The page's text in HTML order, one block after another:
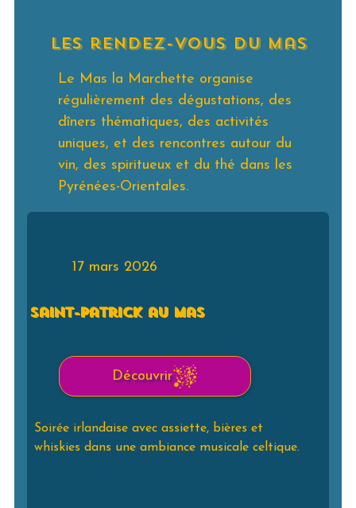
les rendez-vous du mas
Le Mas la Marchette organise
régulièrement des dégustations, des
dîners thématiques, des activités
uniques, et des rencontres autour du
vin, des spiritueux et du thé dans les
Pyrénées-Orientales.
17 mars 2026
Saint-Patrick au Mas
Soirée irlandaise avec assiette, bières et
whiskies dans une ambiance musicale celtique.
Découvrir